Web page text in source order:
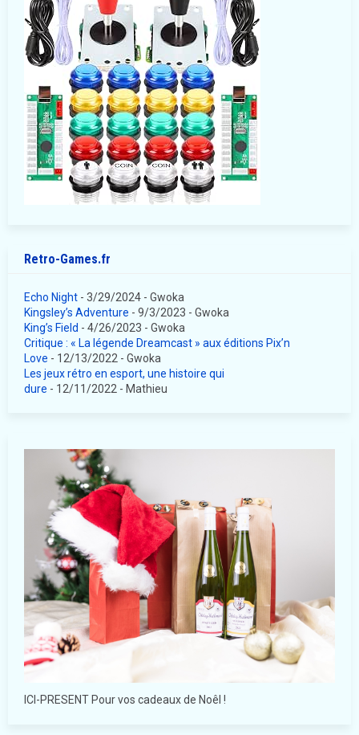
Retro-Games.fr
Echo Night - 3/29/2024 - Gwoka
Kingsley’s Adventure - 9/3/2023 - Gwoka
King’s Field - 4/26/2023 - Gwoka
Critique : « La légende Dreamcast » aux éditions Pix’n
Love - 12/13/2022 - Gwoka
Les jeux rétro en esport, une histoire qui
dure - 12/11/2022 - Mathieu
ICI-PRESENT Pour vos cadeaux de Noêl !